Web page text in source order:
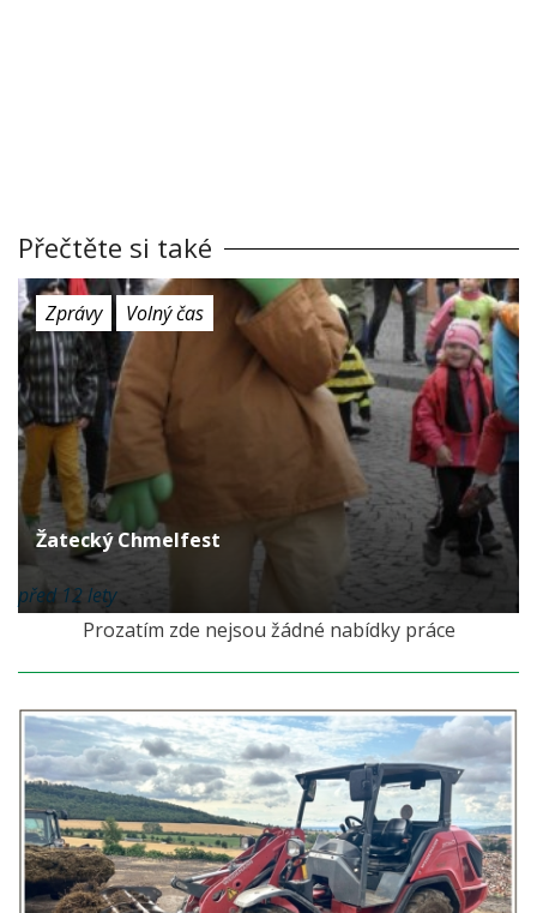
Přečtěte si také
Zprávy Volný čas
Žatecký Chmelfest
před 12 lety
Prozatím zde nejsou žádné nabídky práce